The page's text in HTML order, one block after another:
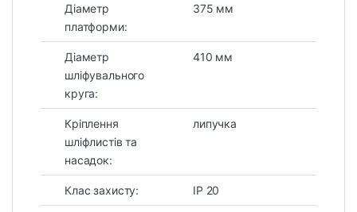
Діаметр
платформи:
375 мм
Діаметр
шліфувального
круга:
410 мм
Кріплення
шліфлистів та
насадок:
липучка
Клас захисту: IP 20